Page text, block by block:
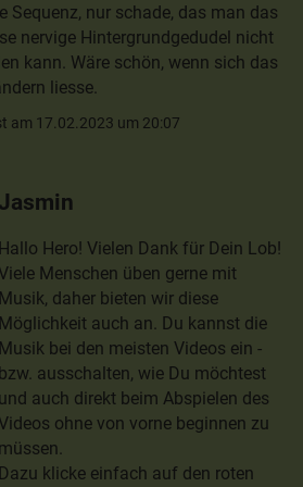
Sequenz, nur schade, das man das
nervige Hintergrundgedudel nicht
kann. Wäre schön, wenn sich das
liesse.
am 17.02.2023 um 20:07
Jasmin
Hallo Hero! Vielen Dank für Dein Lob!
Menschen üben gerne mit
Musik, daher bieten wir diese
Möglichkeit auch an. Du kannst die
Musik bei den meisten Videos ein -
bzw. ausschalten, wie Du möchtest
und auch direkt beim Abspielen des
ohne von vorne beginnen zu
müssen.
Dazu klicke einfach auf den roten